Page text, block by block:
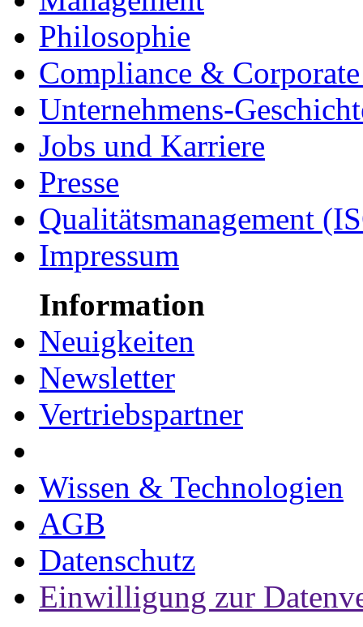
Philosophie
Compliance &
Unternehmens-
Jobs und Karriere
Presse
Qualitätsmanagement
Impressum
Information
Neuigkeiten
Newsletter
Vertriebspartner
Wissen & Technologien
AGB
Datenschutz
Einwilligung zur